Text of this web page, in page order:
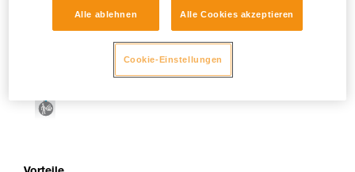
Alle ablehnen Alle Cookies akzeptieren
Cookie-Einstellungen